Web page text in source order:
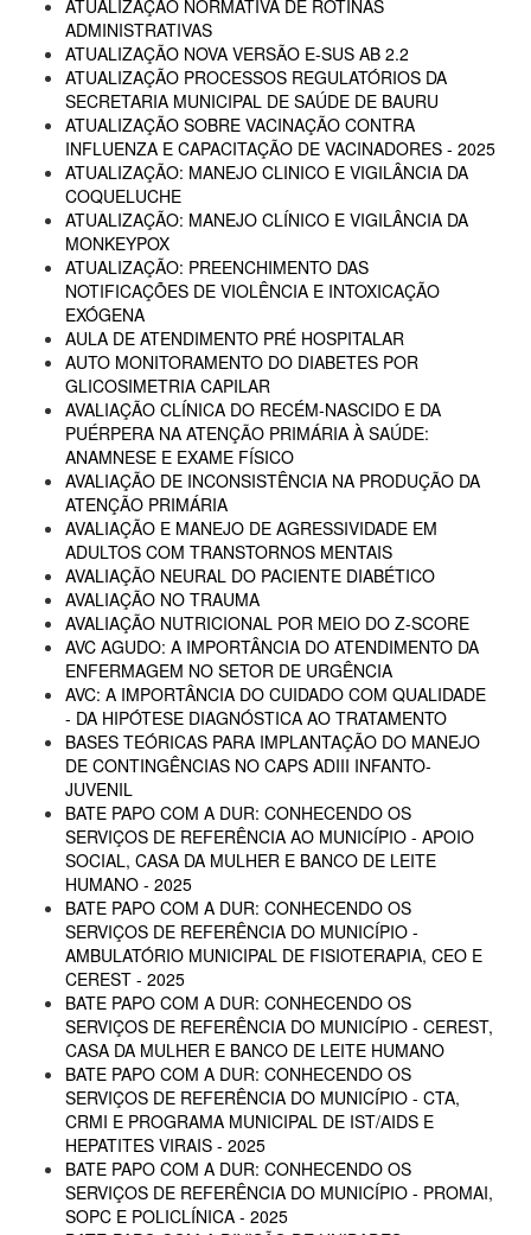
ATUALIZAÇÃO NORMATIVA DE ROTINAS
ADMINISTRATIVAS
ATUALIZAÇÃO NOVA VERSÃO E-SUS AB 2.2
ATUALIZAÇÃO PROCESSOS REGULATÓRIOS DA
SECRETARIA MUNICIPAL DE SAÚDE DE BAURU
ATUALIZAÇÃO SOBRE VACINAÇÃO CONTRA
INFLUENZA E CAPACITAÇÃO DE VACINADORES - 2025
ATUALIZAÇÃO: MANEJO CLINICO E VIGILÂNCIA DA
COQUELUCHE
ATUALIZAÇÃO: MANEJO CLÍNICO E VIGILÂNCIA DA
MONKEYPOX
ATUALIZAÇÃO: PREENCHIMENTO DAS
NOTIFICAÇÕES DE VIOLÊNCIA E INTOXICAÇÃO
EXÓGENA
AULA DE ATENDIMENTO PRÉ HOSPITALAR
AUTO MONITORAMENTO DO DIABETES POR
GLICOSIMETRIA CAPILAR
AVALIAÇÃO CLÍNICA DO RECÉM-NASCIDO E DA
PUÉRPERA NA ATENÇÃO PRIMÁRIA À SAÚDE:
ANAMNESE E EXAME FÍSICO
AVALIAÇÃO DE INCONSISTÊNCIA NA PRODUÇÃO DA
ATENÇÃO PRIMÁRIA
AVALIAÇÃO E MANEJO DE AGRESSIVIDADE EM
ADULTOS COM TRANSTORNOS MENTAIS
AVALIAÇÃO NEURAL DO PACIENTE DIABÉTICO
AVALIAÇÃO NO TRAUMA
AVALIAÇÃO NUTRICIONAL POR MEIO DO Z-SCORE
AVC AGUDO: A IMPORTÂNCIA DO ATENDIMENTO DA
ENFERMAGEM NO SETOR DE URGÊNCIA
AVC: A IMPORTÂNCIA DO CUIDADO COM QUALIDADE
- DA HIPÓTESE DIAGNÓSTICA AO TRATAMENTO
BASES TEÓRICAS PARA IMPLANTAÇÃO DO MANEJO
DE CONTINGÊNCIAS NO CAPS ADIII INFANTO-
JUVENIL
BATE PAPO COM A DUR: CONHECENDO OS
SERVIÇOS DE REFERÊNCIA AO MUNICÍPIO - APOIO
SOCIAL, CASA DA MULHER E BANCO DE LEITE
HUMANO - 2025
BATE PAPO COM A DUR: CONHECENDO OS
SERVIÇOS DE REFERÊNCIA DO MUNICÍPIO -
AMBULATÓRIO MUNICIPAL DE FISIOTERAPIA, CEO E
CEREST - 2025
BATE PAPO COM A DUR: CONHECENDO OS
SERVIÇOS DE REFERÊNCIA DO MUNICÍPIO - CEREST,
CASA DA MULHER E BANCO DE LEITE HUMANO
BATE PAPO COM A DUR: CONHECENDO OS
SERVIÇOS DE REFERÊNCIA DO MUNICÍPIO - CTA,
CRMI E PROGRAMA MUNICIPAL DE IST/AIDS E
HEPATITES VIRAIS - 2025
BATE PAPO COM A DUR: CONHECENDO OS
SERVIÇOS DE REFERÊNCIA DO MUNICÍPIO - PROMAI,
SOPC E POLICLÍNICA - 2025